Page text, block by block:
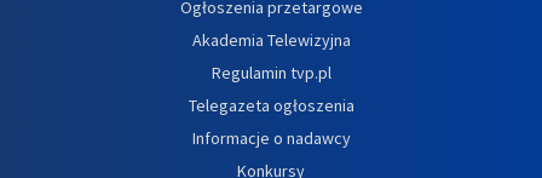
Ogłoszenia przetargowe
Akademia Telewizyjna
Regulamin tvp.pl
Telegazeta ogłoszenia
Informacje o nadawcy
Konkursy